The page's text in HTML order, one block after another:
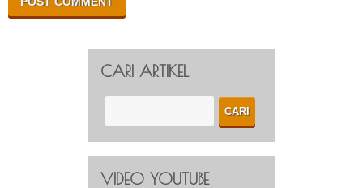
CARI ARTIKEL
VIDEO YOUTUBE